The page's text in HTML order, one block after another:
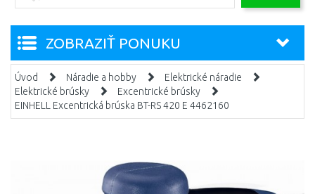
ZOBRAZIŤ PONUKU
Úvod Náradie a hobby
Elektrické náradie
Elektrické brúsky
Excentrické brúsky
EINHELL Excentrická brúska BT-RS 420 E 4462160